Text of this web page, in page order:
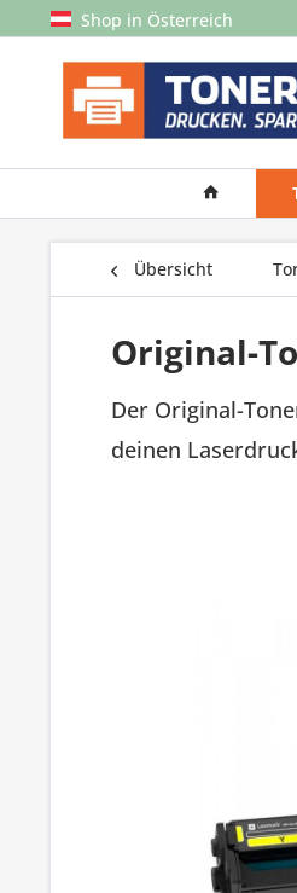
Shop in Österreich
Übersicht
Original-
Der Original-
deinen